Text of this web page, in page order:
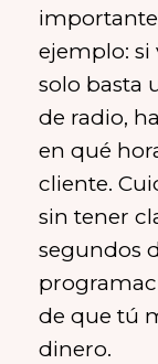
importante
ejemplo: si
solo basta
de radio,
en qué
cliente.
sin tener
segundos
de que tú
dinero.